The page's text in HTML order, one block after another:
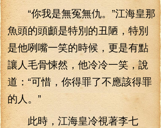
“你我是無冤無仇。”江海皇那
魚頭的頭顱是特別的丑陋，特別
是他咧嘴一笑的時候，更是有點
讓人毛骨悚然，他冷冷一笑，說
道：“可惜，你得罪了不應該得罪
的人。”
此時，江海皇冷視著李七